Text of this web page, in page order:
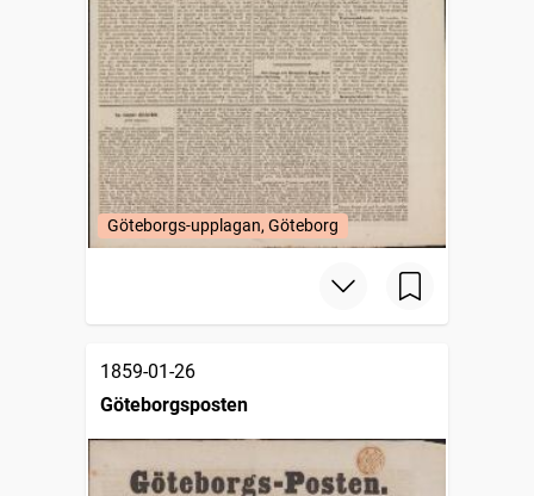
Göteborgs-upplagan, Göteborg
1859-01-26
Göteborgsposten